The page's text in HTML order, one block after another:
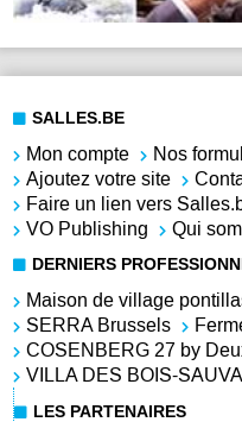
SALLES.BE
Mon compte
Nos
Ajoutez votre site
Faire un lien vers
VO Publishing
Qui
DERNIERS
Maison de village
SERRA Brussels
COSENBERG 27 by
VILLA DES BOIS-
LES PARTENAIRES